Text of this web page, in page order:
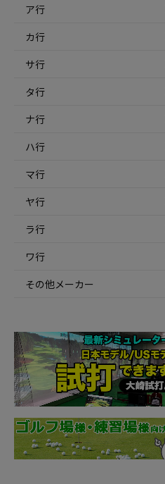
ア行
カ行
サ行
タ行
ナ行
ハ行
マ行
ヤ行
ラ行
ワ行
その他メーカー